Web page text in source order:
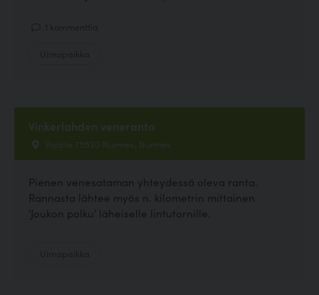
Vinkerlahden veneranta
Vajatie 75530 Nurmes, Nurmes
Pienen venesataman yhteydessä oleva ranta.
Rannasta lähtee myös n. kilometrin mittainen
'Joukon polku' läheiselle lintutornille.